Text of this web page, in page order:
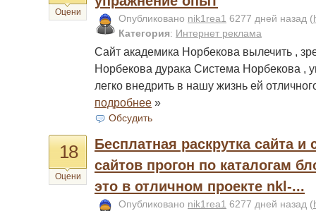
Оцени
Опубликовано nik1rea1 6277 дней назад (
Категория: Интернет реклама
Сайт академика Норбекова вылечить ,
Норбекова дурака Система Норбекова ,
легко внедрить в нашу жизнь ей
подробнее »
Обсудить
18
Оцени
Бесплатная раскрутка сайта и
сайтов прогон по каталогам
это в отличном проекте nkl-...
Опубликовано nik1rea1 6277 дней назад (